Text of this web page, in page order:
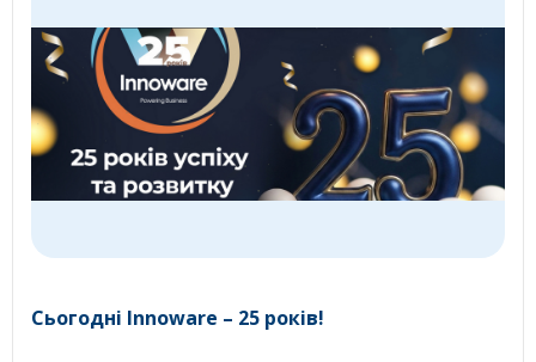
Сьогодні Innoware – 25 років!